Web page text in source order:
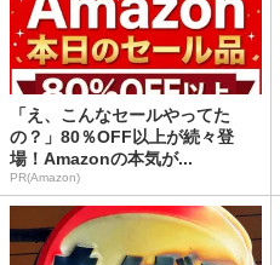
「え、こんなセールやってた
の？」80％OFF以上が続々登
場！Amazonの本気が...
PR(Amazon)